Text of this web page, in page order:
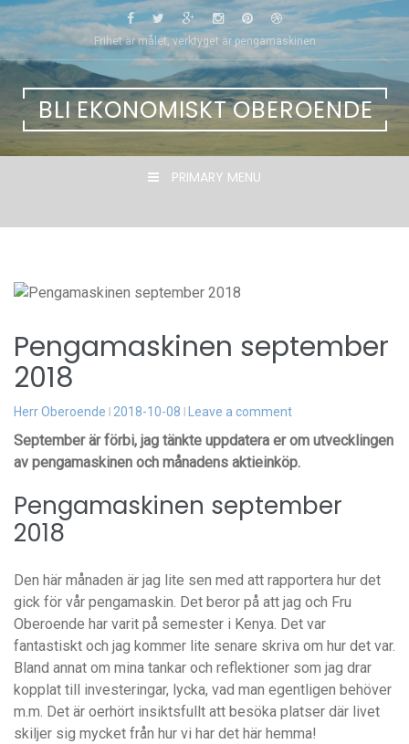
Skip
to
content
Frihet är målet, verktyget är pengamaskinen
BLI EKONOMISKT OBEROENDE
PRIMARY MENU
Pengamaskinen september
2018
Herr Oberoende 2018-10-08 Leave a comment
September är förbi, jag tänkte uppdatera er om utvecklingen
av pengamaskinen och månadens aktieinköp.
Pengamaskinen september
2018
Den här månaden är jag lite sen med att rapportera hur det
gick för vår pengamaskin. Det beror på att jag och Fru
Oberoende har varit på semester i Kenya. Det var
fantastiskt och jag kommer lite senare skriva om hur det var.
Bland annat om mina tankar och reflektioner som jag drar
kopplat till investeringar, lycka, vad man egentligen behöver
m.m. Det är oerhört insiktsfullt att besöka platser där livet
skiljer sig mycket från hur vi har det här hemma!